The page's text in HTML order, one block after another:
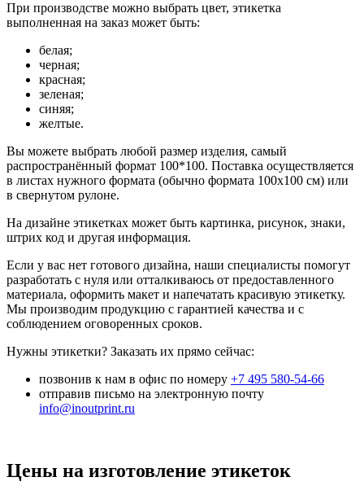
При производстве можно выбрать цвет, этикетка
выполненная на заказ может быть:
белая;
черная;
красная;
зеленая;
синяя;
желтые.
Вы можете выбрать любой размер изделия, самый
распространённый формат 100*100. Поставка осуществляется
в листах нужного формата (обычно формата 100х100 см) или
в свернутом рулоне.
На дизайне этикетках может быть картинка, рисунок, знаки,
штрих код и другая информация.
Если у вас нет готового дизайна, наши специалисты помогут
разработать с нуля или отталкиваюсь от предоставленного
материала, оформить макет и напечатать красивую этикетку.
Мы производим продукцию с гарантией качества и с
соблюдением оговоренных сроков.
Нужны этикетки? Заказать их прямо сейчас:
позвонив к нам в офис по номеру +7 495 580-54-66
отправив письмо на электронную почту
info@inoutprint.ru
Цены на изготовление этикеток